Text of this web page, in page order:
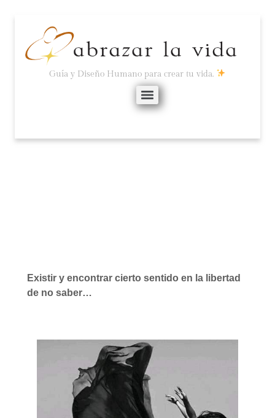
Guía y Diseño Humano para crear tu vida.
Existir y encontrar cierto sentido en la libertad
de no saber…